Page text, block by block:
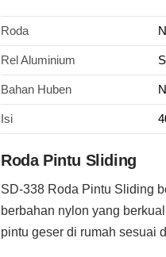
Roda
Rel Aluminium
Bahan Huben
Isi
Roda Pintu Sliding
SD-338 Roda Pintu Sliding
berbahan nylon yang
pintu geser di rumah sesuai